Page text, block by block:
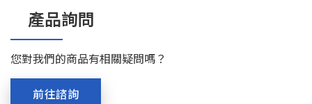
產品詢問
您對我們的商品有相關疑問嗎？
前往諮詢